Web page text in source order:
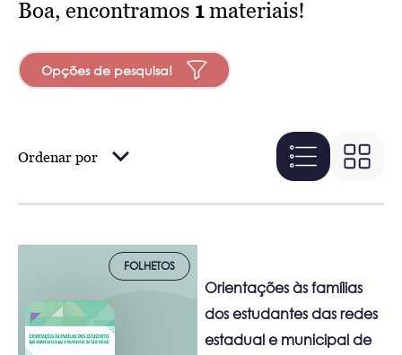
Boa, encontramos 1materiais!
Opções de pesquisa!
Ordenar por
FOLHETOS
Orientações às famílias
dos estudantes das redes
estadual e municipal de